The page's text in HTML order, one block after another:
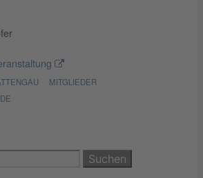
MITGLIEDER